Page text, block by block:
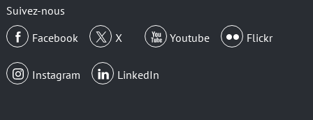
Suivez-nous
Facebook
X Youtube Flickr
Instagram LinkedIn